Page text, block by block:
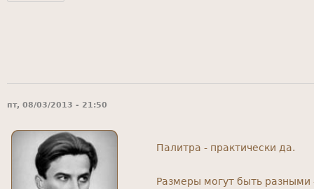
пт, 08/03/2013 - 21:50
Палитра - практически да.
Размеры могут быть разными